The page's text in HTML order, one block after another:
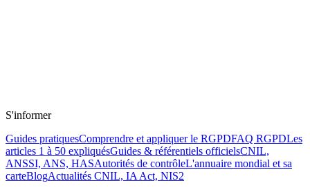
S'informer
Guides pratiquesComprendre et appliquer le RGPDFAQ RGPDLes
articles 1 à 50 expliquésGuides & référentiels officielsCNIL,
ANSSI, ANS, HASAutorités de contrôleL'annuaire mondial et sa
carteBlogActualités CNIL, IA Act, NIS2